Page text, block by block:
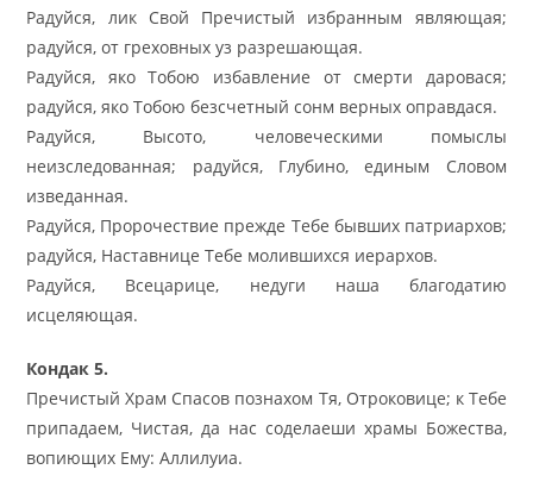
Радуйся, лик Свой Пречистый избранным являющая;
радуйся, от греховных уз разрешающая.
Радуйся, яко Тобою избавление от смерти даровася;
радуйся, яко Тобою безсчетный сонм верных оправдася.
Радуйся, Высото, человеческими помыслы
неизследованная; радуйся, Глубино, единым Словом
изведанная.
Радуйся, Пророчествие прежде Тебе бывших патриархов;
радуйся, Наставнице Тебе молившихся иерархов.
Радуйся, Всецарице, недуги наша благодатию
исцеляющая.
Кондак 5.
Пречистый Храм Спасов познахом Тя, Отроковице; к Тебе
припадаем, Чистая, да нас соделаеши храмы Божества,
вопиющих Ему: Аллилуиа.